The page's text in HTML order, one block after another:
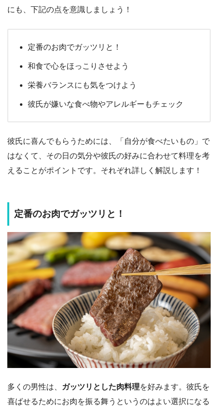
にも、下記の点を意識しましょう！
定番のお肉でガッツリと！
和食で心をほっこりさせよう
栄養バランスにも気をつけよう
彼氏が嫌いな食べ物やアレルギーもチェック
彼氏に喜んでもらうためには、「自分が食べたいもの」で
はなくて、その日の気分や彼氏の好みに合わせて料理を考
えることがポイントです。それぞれ詳しく解説します！
定番のお肉でガッツリと！
多くの男性は、 ガッツリとした肉料理を好みます。彼氏を
喜ばせるためにお肉を振る舞うというのはよい選択になる